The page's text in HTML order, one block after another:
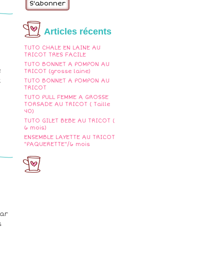
Articles récents
TUTO CHALE EN LAINE AU
TRICOT TRES FACILE
TUTO BONNET A POMPON AU
TRICOT (grosse laine)
TUTO BONNET A POMPON AU
TRICOT
TUTO PULL FEMME A GROSSE
TORSADE AU TRICOT ( Taille
40)
TUTO GILET BEBE AU TRICOT (
6 mois)
ENSEMBLE LAYETTE AU TRICOT
"PAQUERETTE"/6 mois